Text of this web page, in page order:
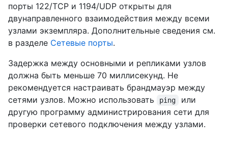
порты 122/TCP и 1194/UDP открыты для
двунаправленного взаимодействия между всеми
узлами экземпляра. Дополнительные сведения см.
в разделе Сетевые порты.
Задержка между основными и репликами узлов
должна быть меньше 70 миллисекунд. Не
рекомендуется настраивать брандмауэр между
сетями узлов. Можно использовать
ping
или
другую программу администрирования сети для
проверки сетевого подключения между узлами.